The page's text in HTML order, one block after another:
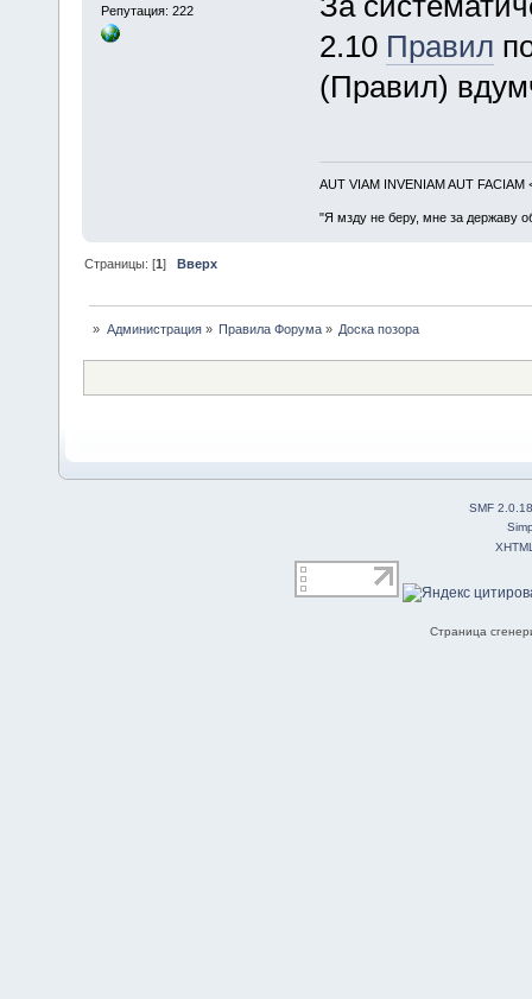
Репутация: 222
2.10 Правил
(Правил)
AUT VIAM INVENIAM AUT FACIAM
"Я мзду не беру, мне за державу
Страницы: [1]Вверх
» Администрация» Правила Форума» Доска позора
SMF 2.0.18
Страница